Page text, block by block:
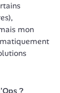
mon
?